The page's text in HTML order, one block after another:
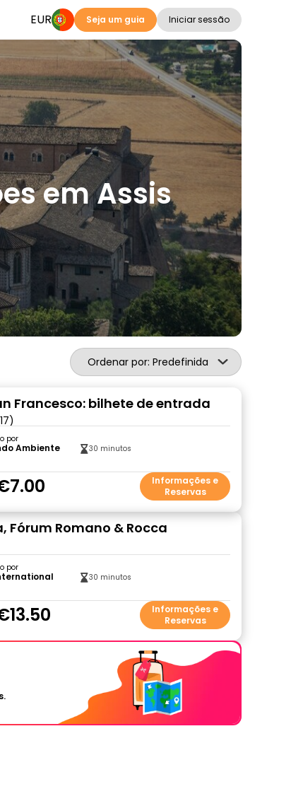
EUR Seja um guia Iniciar sessão
em Assis
Ordenar por: Predefinida
Francesco: bilhete de entrada
por
Ambiente
30 minutos
Informações e
Reservas
Fórum Romano & Rocca
por
30 minutos
Informações e
Reservas